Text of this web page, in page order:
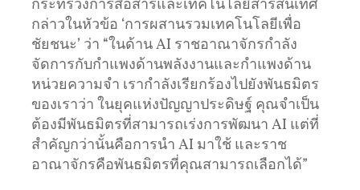
กระทรวงการสื่อสารและเทคโนโลยีสารสนเทศ
กล่าวในหัวข้อ ‘การผสานรวมเทคโนโลยีเพื่อ
ชัยชนะ’ ว่า “ในด้าน AI ราชอาณาจักรกำลัง
จัดการกับกำแพงด้านพลังงานและกำแพงด้าน
หน่วยความจำ เรากำลังเรียกร้องไปยังพันธมิตร
ของเราว่า ในยุคแห่งปัญญาประดิษฐ์ คุณจำเป็น
ต้องมีพันธมิตรที่สามารถเร่งการพัฒนา AI แต่ที่
สำคัญกว่านั้นคือการนำ AI มาใช้ และราช
อาณาจักรคือพันธมิตรที่คุณสามารถเลือกได้”